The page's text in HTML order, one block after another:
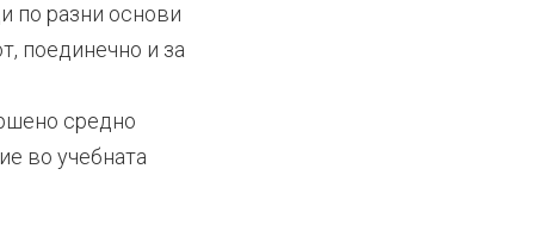
по разни основи
поединечно и за
средно
во учебната